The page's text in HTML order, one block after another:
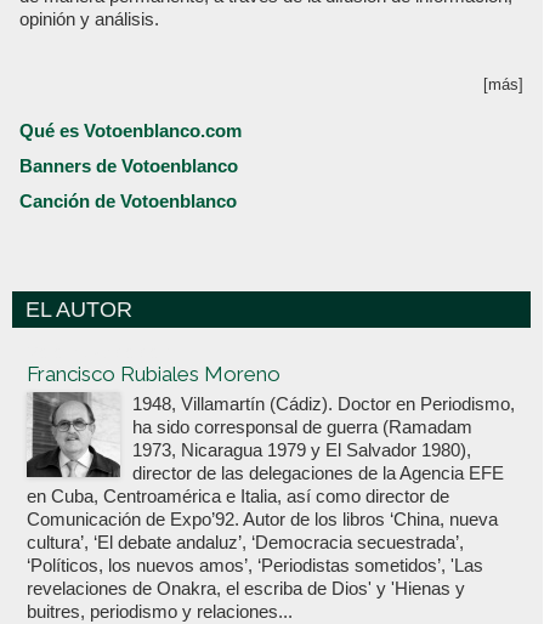
opinión y análisis.
[más]
Qué es Votoenblanco.com
Banners de Votoenblanco
Canción de Votoenblanco
EL AUTOR
Francisco Rubiales Moreno
1948, Villamartín (Cádiz). Doctor en Periodismo,
ha sido corresponsal de guerra (Ramadam
1973, Nicaragua 1979 y El Salvador 1980),
director de las delegaciones de la Agencia EFE
en Cuba, Centroamérica e Italia, así como director de
Comunicación de Expo’92. Autor de los libros ‘China, nueva
cultura’, ‘El debate andaluz’, ‘Democracia secuestrada’,
‘Políticos, los nuevos amos’, ‘Periodistas sometidos’, 'Las
revelaciones de Onakra, el escriba de Dios' y 'Hienas y
buitres, periodismo y relaciones...